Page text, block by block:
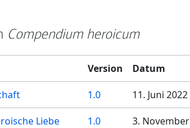
Compendium heroicum
Version Datum
1.0 11. Juni 2022
Liebe 1.0
3. November